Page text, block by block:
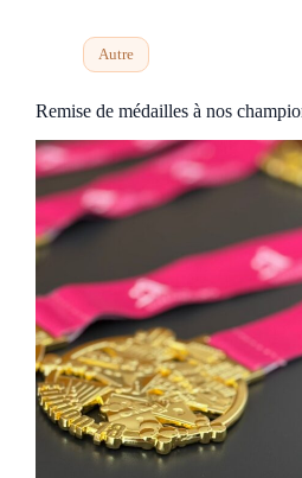
Autre
Remise de médailles à nos